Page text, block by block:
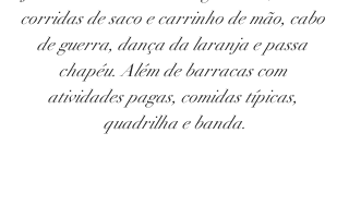
corridas de saco e carrinho de mão, cabo
de guerra, dança da laranja e passa
chapéu. Além de barracas com
atividades pagas, comidas típicas,
quadrilha e banda.